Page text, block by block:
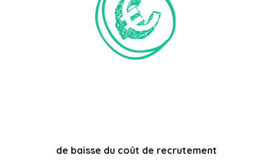
de baisse du coût de recrutement